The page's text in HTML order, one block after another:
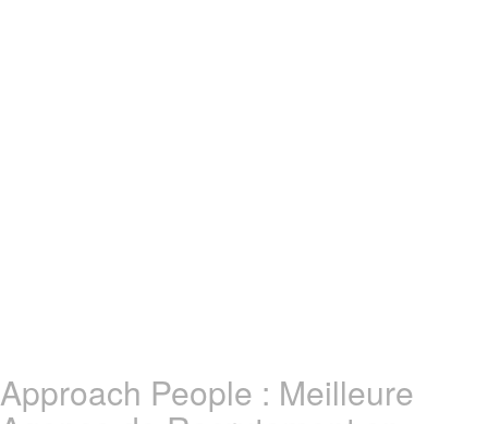
Approach People : Meilleure